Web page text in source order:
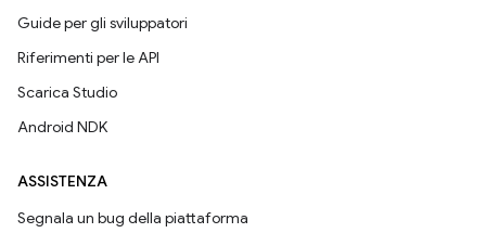
Guide per gli sviluppatori
Riferimenti per le API
Scarica Studio
Android NDK
ASSISTENZA
Segnala un bug della piattaforma